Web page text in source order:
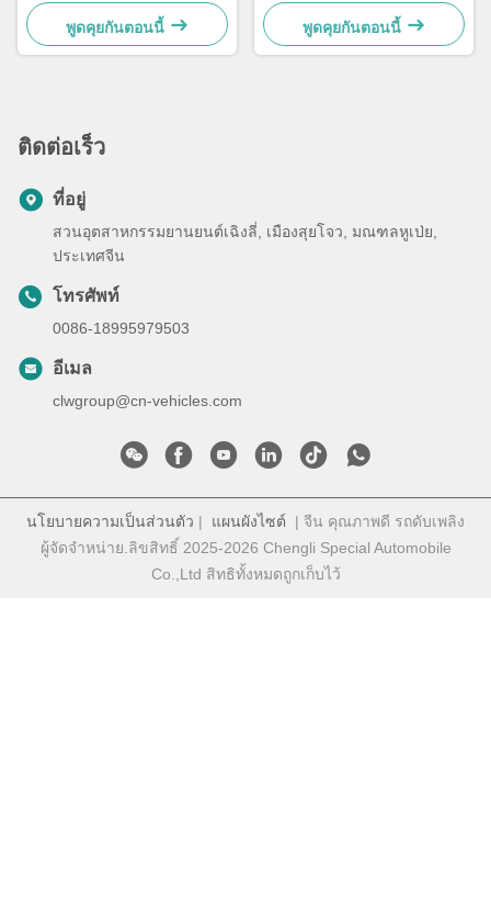
น้ำหนักรวม 4490 กก. สำหรับ
รถพยาบาลฉุกเฉิน มาตรฐาน
พูดคุยกันตอนนี้
รวดเร็วและบริการขนส่งผู้ป่วย
พูดคุยกันตอนนี้
ติดต่อเร็ว
ที่อยู่
สวนอุตสาหกรรมยานยนต์เฉิงลี่, เมืองสุยโจว, มณฑลหูเป่ย,
ประเทศจีน
โทรศัพท์
0086-18995979503
อีเมล
clwgroup@cn-vehicles.com
นโยบายความเป็นส่วนตัว | แผนผังไซต์ | จีน คุณภาพดี รถดับเพลิง
ผู้จัดจําหน่าย.ลิขสิทธิ์ 2025-2026 Chengli Special Automobile
Co.,Ltd สิทธิทั้งหมดถูกเก็บไว้